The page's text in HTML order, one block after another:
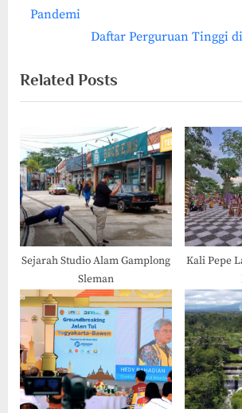
navigation
r
i
o
s
P
o
s
t
:
Pandemi
N
x
t
o
s
t
:
Daftar Perguruan Tinggi
Related Posts
Sejarah Studio Alam Gamplong
Sleman
Kali Pepe